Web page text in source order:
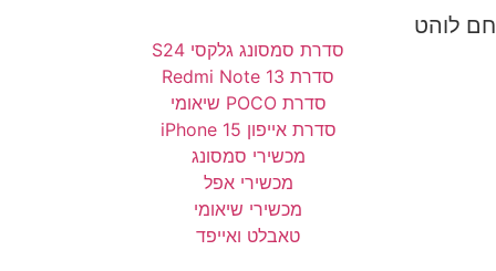
חם לוהט
סדרת סמסונג גלקסי S24
סדרת Redmi Note 13
סדרת POCO שיאומי
סדרת אייפון 15 iPhone
מכשירי סמסונג
מכשירי אפל
מכשירי שיאומי
טאבלט ואייפד